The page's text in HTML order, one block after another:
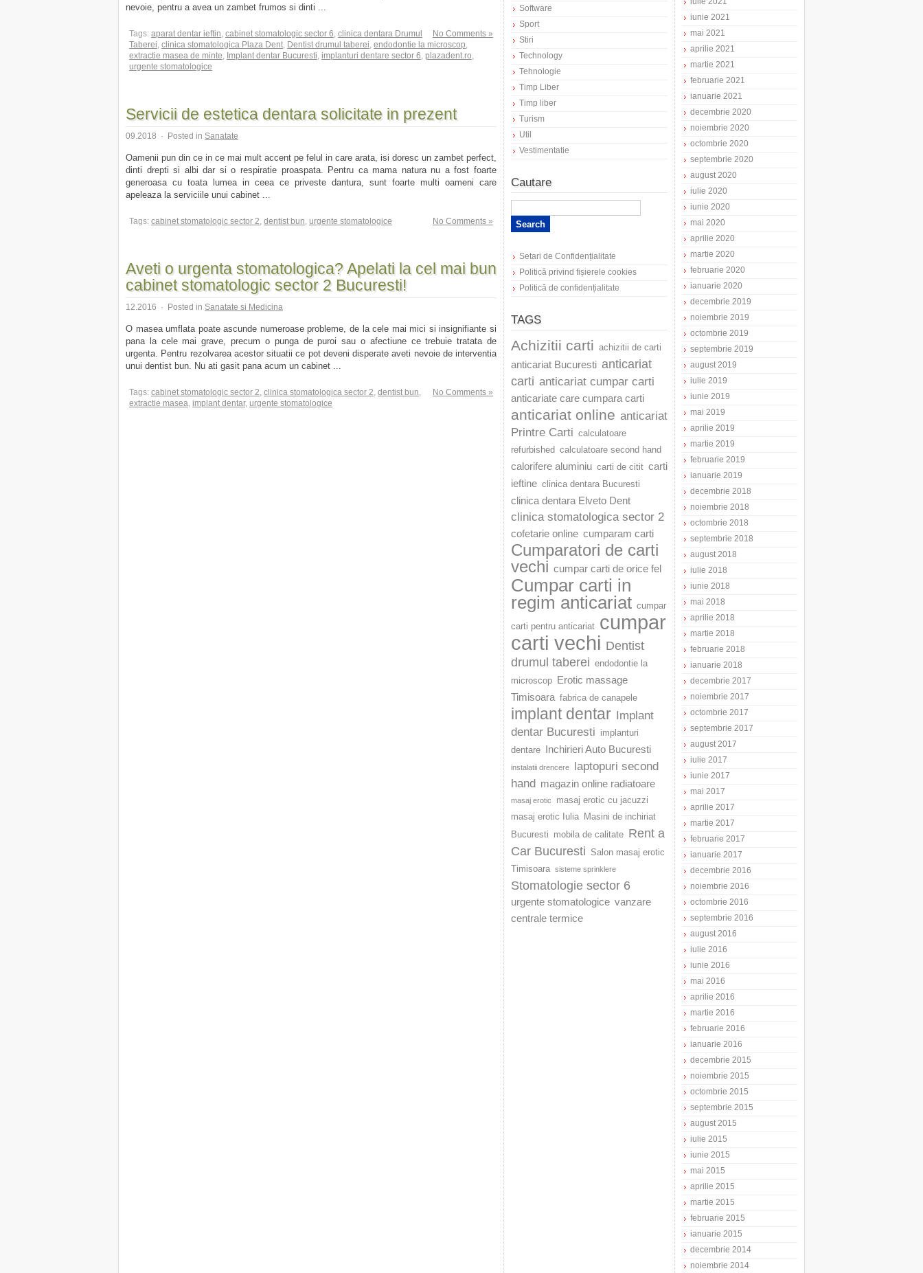
nevoie, pentru a avea un zambet frumos si dinti ...
No Comments »
Tags: aparat dentar ieftin, cabinet stomatologic sector 6, clinica dentara Drumul
Taberei, clinica stomatologica Plaza Dent, Dentist drumul taberei, endodontie la microscop,
extractie masea de minte, Implant dentar Bucuresti, implanturi dentare sector 6, plazadent.ro,
urgente stomatologice
Servicii de estetica dentara solicitate in prezent
09.2018 · Posted in Sanatate
Oamenii pun din ce in ce mai mult accent pe felul in care arata, isi doresc un zambet perfect,
dinti drepti si albi dar si o respiratie proaspata. Pentru ca mama natura nu a fost foarte
generoasa cu toata lumea in ceea ce priveste dantura, sunt foarte multi oameni care
apeleaza la serviciile unui cabinet ...
No Comments »
Tags: cabinet stomatologic sector 2, dentist bun, urgente stomatologice
Aveti o urgenta stomatologica? Apelati la cel mai bun
cabinet stomatologic sector 2 Bucuresti!
12.2016 · Posted in Sanatate si Medicina
O masea umflata poate ascunde numeroase probleme, de la cele mai mici si insignifiante si
pana la cele mai grave, precum o punga de puroi sau o afectiune ce trebuie tratata de
urgenta. Pentru rezolvarea acestor situatii ce pot deveni disperate aveti nevoie de interventia
unui dentist bun. Nu ati gasit pana acum un cabinet ...
No Comments »
Tags: cabinet stomatologic sector 2, clinica stomatologica sector 2, dentist bun,
extractie masea, implant dentar, urgente stomatologice
Software
Sport
Stiri
Technology
Tehnologie
Timp Liber
Timp liber
Turism
Util
Vestimentatie
Cautare
Setari de Confidențialitate
Politică privind fișierele cookies
Politică de confidențialitate
TAGS
Achizitii carti achizitii de carti
anticariat Bucuresti anticariat
carti anticariat cumpar carti
anticariate care cumpara carti
anticariat online anticariat
Printre Carti calculatoare
refurbished calculatoare second hand
calorifere aluminiu carti de citit carti
ieftine clinica dentara Bucuresti
clinica dentara Elveto Dent
clinica stomatologica sector 2
cofetarie online cumparam carti
Cumparatori de carti
vechi cumpar carti de orice fel
Cumpar carti in
regim anticariat cumpar
carti pentru anticariat cumpar
carti vechi Dentist
drumul taberei endodontie la
microscop
Erotic massage
Timisoara fabrica de canapele
implant dentar Implant
dentar Bucuresti
implanturi
dentare
Inchirieri Auto Bucuresti
instalatii drencere
laptopuri second
hand magazin online radiatoare
masaj erotic
masaj erotic cu jacuzzi
masaj erotic Iulia
Masini de inchiriat
Bucuresti
mobila de calitate Rent a
Car Bucuresti
Salon masaj erotic
Timisoara sisteme sprinklere
Stomatologie sector 6
urgente stomatologice vanzare
centrale termice
iunie 2021
mai 2021
aprilie 2021
martie 2021
februarie 2021
ianuarie 2021
decembrie 2020
noiembrie 2020
octombrie 2020
septembrie 2020
august 2020
iulie 2020
iunie 2020
mai 2020
aprilie 2020
martie 2020
februarie 2020
ianuarie 2020
decembrie 2019
noiembrie 2019
octombrie 2019
septembrie 2019
august 2019
iulie 2019
iunie 2019
mai 2019
aprilie 2019
martie 2019
februarie 2019
ianuarie 2019
decembrie 2018
noiembrie 2018
octombrie 2018
septembrie 2018
august 2018
iulie 2018
iunie 2018
mai 2018
aprilie 2018
martie 2018
februarie 2018
ianuarie 2018
decembrie 2017
noiembrie 2017
octombrie 2017
septembrie 2017
august 2017
iulie 2017
iunie 2017
mai 2017
aprilie 2017
martie 2017
februarie 2017
ianuarie 2017
decembrie 2016
noiembrie 2016
octombrie 2016
septembrie 2016
august 2016
iulie 2016
iunie 2016
mai 2016
aprilie 2016
martie 2016
februarie 2016
ianuarie 2016
decembrie 2015
noiembrie 2015
octombrie 2015
septembrie 2015
august 2015
iulie 2015
iunie 2015
mai 2015
aprilie 2015
martie 2015
februarie 2015
ianuarie 2015
decembrie 2014
noiembrie 2014